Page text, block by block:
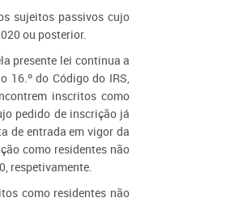
sujeitos passivos cujo
ou posterior.
presente lei continua a
16.º do Código do IRS,
inscritos como
pedido de inscrição já
de entrada em vigor da
como residentes não
respetivamente.
como residentes não